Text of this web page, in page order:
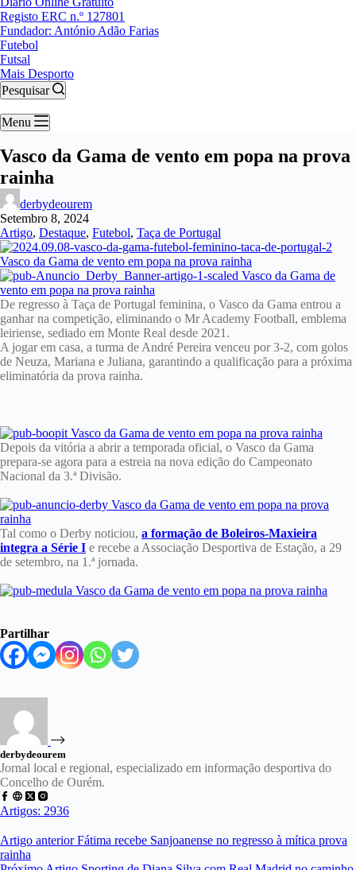
Registo ERC n.º 127801
Fundador: António Adão Farias
Futebol
Futsal
Mais Desporto
Pesquisar
Menu
Vasco da Gama de vento em popa na prova
rainha
derbydeourem
Setembro 8, 2024
Artigo, Destaque, Futebol, Taça de Portugal
De regresso à Taça de Portugal feminina, o Vasco da Gama entrou a
ganhar na competição, eliminando o Mr Academy Football, emblema
leiriense, sediado em Monte Real desde 2021.
A jogar em casa, a turma de André Pereira venceu por 3-2, com golos
de Neuza, Mariana e Juliana, garantindo a qualificação para a próxima
eliminatória da prova rainha.
Depois da vitória a abrir a temporada oficial, o Vasco da Gama
prepara-se agora para a estreia na nova edição do Campeonato
Nacional da 3.ª Divisão.
Tal como o Derby noticiou, a formação de Boleiros-Maxieira
integra a Série I e recebe a Associação Desportiva de Estação, a 29
de setembro, na 1.ª jornada.
Partilhar
derbydeourem
Jornal local e regional, especializado em informação desportiva do
Concelho de Ourém.
Artigos: 2936
Artigo anteriorFátima recebe Sanjoanense no regresso à mítica prova
rainha